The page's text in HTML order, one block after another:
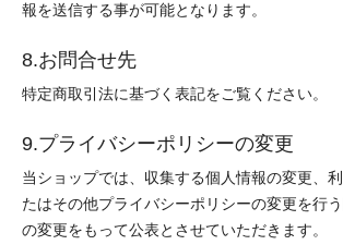
報を送信する事が可能となります。
8.お問合せ先
特定商取引法に基づく表記をご覧ください。
9.プライバシーポリシーの変更
当ショップでは、収集する個人情報の変更、
たはその他プライバシーポリシーの変更を行
の変更をもって公表とさせていただきます。